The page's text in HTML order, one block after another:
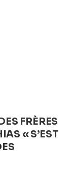
FRÈRES
« S’EST